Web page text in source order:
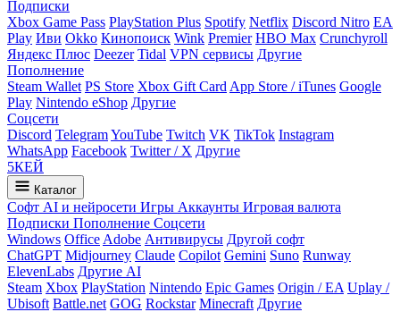
Подписки
Xbox Game Pass PlayStation Plus Spotify Netflix Discord Nitro EA
Play Иви Okko Кинопоиск Wink Premier HBO Max Crunchyroll
Яндекс Плюс Deezer Tidal VPN сервисы Другие
Пополнение
Steam Wallet PS Store Xbox Gift Card App Store / iTunes Google
Play Nintendo eShop Другие
Соцсети
Discord TelegramYouTube Twitch VK TikTok Instagram
WhatsApp Facebook Twitter / X Другие
5КЕЙ
Каталог
Софт AI и нейросети Игры Аккаунты Игровая валюта
Подписки Пополнение Соцсети
Windows Office Adobe Антивирусы Другой софт
ChatGPT Midjourney Claude Copilot Gemini Suno Runway
ElevenLabs Другие AI
Steam Xbox PlayStation Nintendo Epic Games Origin / EA Uplay /
Ubisoft Battle.net GOG Rockstar Minecraft Другие